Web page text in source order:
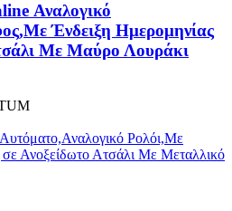
Αναλογικό
Ένδειξη Ημερομηνίας
Με Μαύρο Λουράκι